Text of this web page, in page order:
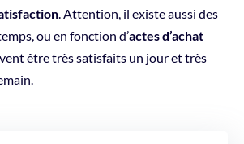
. Attention, il existe aussi des
ou en fonction d’actes d’achat
être très satisfaits un jour et très